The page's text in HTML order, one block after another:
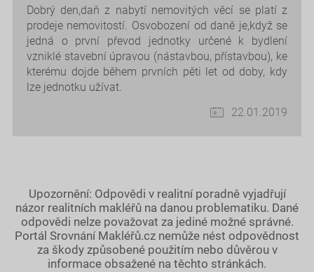
Dobrý den,daň z nabytí nemovitých věcí se platí z
prodeje nemovitostí. Osvobození od daně je,když se
jedná o první převod jednotky určené k bydlení
vzniklé stavební úpravou (nástavbou, přístavbou), ke
kterému dojde během prvních pěti let od doby, kdy
lze jednotku užívat.
22.01.2019
Upozornění: Odpovědi v realitní poradně vyjadřují
názor realitních makléřů na danou problematiku. Dané
odpovědi nelze považovat za jediné možné správné.
Portál Srovnání Makléřů.cz nemůže nést odpovědnost
za škody způsobené použitím nebo důvěrou v
informace obsažené na těchto stránkách.